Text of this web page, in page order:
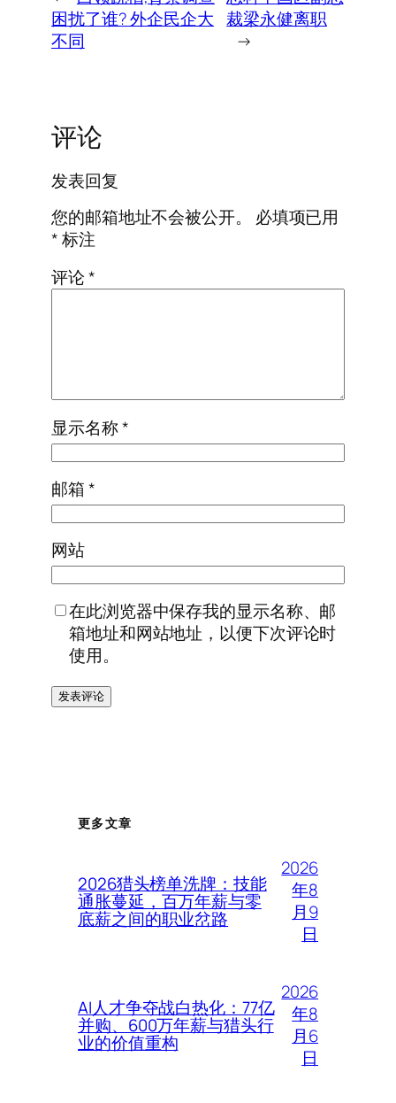
困扰了谁? 外企民企大
不同
裁梁永健离职
→
评论
发表回复
您的邮箱地址不会被公开。
必填项已用
*标注
评论*
显示名称*
邮箱*
网站
在此浏览器中保存我的显示名称、邮
箱地址和网站地址，以便下次评论时
使用。
更多文章
2026猎头榜单洗牌：技能
通胀蔓延，百万年薪与零
底薪之间的职业岔路
2026
年8
月9
日
AI人才争夺战白热化：77亿
并购、600万年薪与猎头行
业的价值重构
2026
年8
月6
日